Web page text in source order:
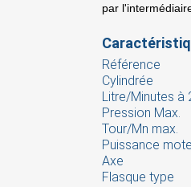
par
Litre/
Pression
Tour/Mn
Puissance
Axe
Flasque